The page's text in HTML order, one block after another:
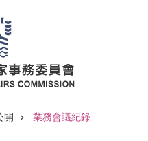
開 業務會議紀錄